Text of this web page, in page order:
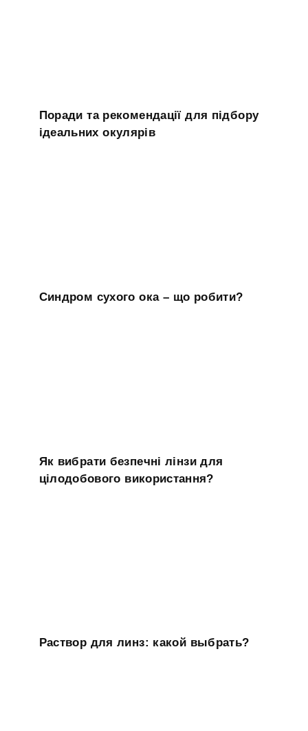
Поради та рекомендації для підбору
ідеальних окулярів
Синдром сухого ока – що робити?
Як вибрати безпечні лінзи для
цілодобового використання?
Раствор для линз: какой выбрать?